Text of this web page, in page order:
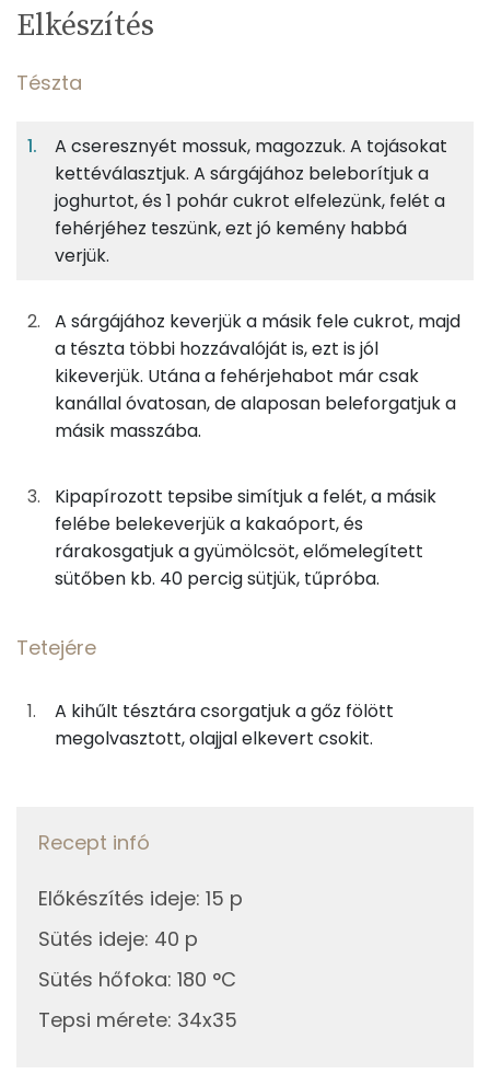
Egy
adagban
Tészta
32ggyümölcsjoghurt
30 kcal
20gcukor
77 kcal
0gsó
0 kcal
1gsütőpor
2gcukrozatlan kakaópor
13gnapraforgó olaj
113 kcal
Tetejére
7gfehér csokoládé
38 kcal
TÁPANYAGTARTALOM
5%
Fehérje
44%
Szénhidrát
14%
Zsír
37%
Víz
TOP ásványi anyagok
Nátrium
Kálcium
Magnézium
Szelén
TOP vitaminok
Kolin:
Niacin - B3 vitamin:
Fehérje
Összesen
Elkészítés
Tészta
A cseresznyét mossuk, magozzuk. A tojásokat
kettéválasztjuk. A sárgájához beleborítjuk a
joghurtot, és 1 pohár cukrot elfelezünk, felét a
fehérjéhez teszünk, ezt jó kemény habbá
verjük.
A sárgájához keverjük a másik fele cukrot, majd
a tészta többi hozzávalóját is, ezt is jól
kikeverjük. Utána a fehérjehabot már csak
kanállal óvatosan, de alaposan beleforgatjuk a
másik masszába.
Kipapírozott tepsibe simítjuk a felét, a másik
felébe belekeverjük a kakaóport, és
rárakosgatjuk a gyümölcsöt, előmelegített
sütőben kb. 40 percig sütjük, tűpróba.
Tetejére
A kihűlt tésztára csorgatjuk a gőz fölött
megolvasztott, olajjal elkevert csokit.
Recept infó
Előkészítés ideje: 15 p
Sütés ideje: 40 p
Sütés hőfoka: 180 °C
Tepsi mérete: 34x35